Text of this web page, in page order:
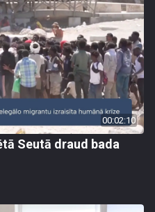
00:02:10
Seutā draud bada